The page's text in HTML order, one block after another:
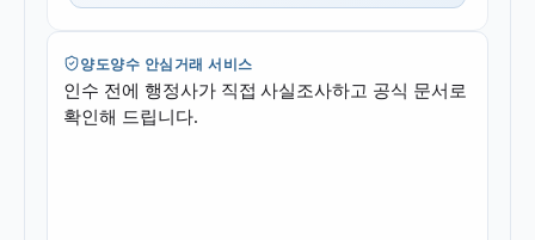
양도양수 안심거래 서비스
인수 전에 행정사가 직접 사실조사하고 공식 문서로
확인해 드립니다.